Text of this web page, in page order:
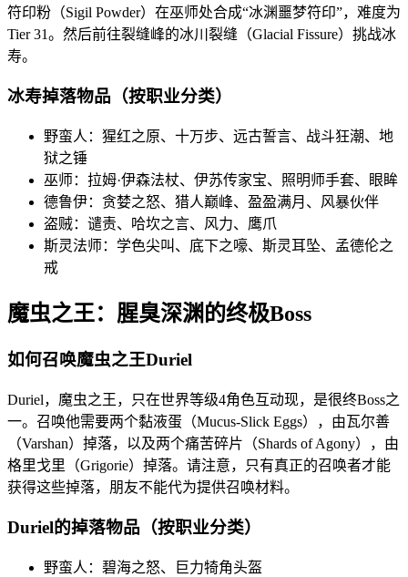
符印粉（Sigil Powder）在巫师处合成“冰渊噩梦符印”，难度为
Tier 31。然后前往裂缝峰的冰川裂缝（Glacial Fissure）挑战冰
寿。
冰寿掉落物品（按职业分类）
野蛮人：猩红之原、十万步、远古誓言、战斗狂潮、地
狱之锤
巫师：拉姆·伊森法杖、伊苏传家宝、照明师手套、眼眸
德鲁伊：贪婪之怒、猎人巅峰、盈盈满月、风暴伙伴
盗贼：谴责、哈坎之言、风力、鹰爪
斯灵法师：学色尖叫、底下之嚎、斯灵耳坠、孟德伦之
戒
魔虫之王：腥臭深渊的终极Boss
如何召唤魔虫之王Duriel
Duriel，魔虫之王，只在世界等级4角色互动现，是很终Boss之
一。召唤他需要两个黏液蛋（Mucus-Slick Eggs），由瓦尔善
（Varshan）掉落，以及两个痛苦碎片（Shards of Agony），由
格里戈里（Grigorie）掉落。请注意，只有真正的召唤者才能
获得这些掉落，朋友不能代为提供召唤材料。
Duriel的掉落物品（按职业分类）
野蛮人：碧海之怒、巨力犄角头盔